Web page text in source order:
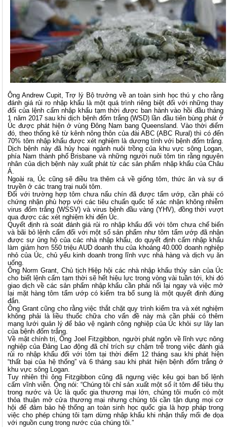
Ông Andrew Cupit, Trợ lý Bộ trưởng về an toàn sinh học thú y cho rằng
đánh giá rủi ro nhập khẩu là một quá trình riêng biệt đối với những thay
đổi của lệnh cấm nhập khẩu tạm thời được ban hành vào hồi đầu tháng
1 năm 2017 sau khi dịch bệnh đốm trắng (WSD) lần đầu tiên bùng phát ở
Úc được phát hiện ở vùng Đông Nam bang Queensland. Vào thời điểm
đó, theo thống kê từ kênh nông thôn của đài ABC (ABC Rural) thì có đến
70% tôm nhập khẩu được xét nghiệm là dương tính với bệnh đốm trắng.
Dịch bệnh này đã hủy hoại ngành nuôi trồng của khu vực sông Logan,
phía Nam thành phố Brisbane và những người nuôi tôm tin rằng nguyên
nhân của dịch bệnh này xuất phát từ các sản phẩm nhập khẩu của Châu
Á.
Ngoài ra, Úc cũng sẽ điều tra thêm cả về giống tôm, thức ăn và sự di
truyền ở các trang trại nuôi tôm.
Đối với trường hợp tôm chưa nấu chín đã được tẩm ướp, cần phải có
chứng nhận phù hợp với các tiêu chuẩn quốc tế xác nhận không nhiễm
virus đốm trắng (WSSV) và virus bệnh đầu vàng (YHV), đồng thời vượt
qua được các xét nghiệm khi đến Úc.
Quyết định rà soát đánh giá rủi ro nhập khẩu đối với tôm chưa chế biến
và bãi bỏ lệnh cấm đối với một số sản phẩm như tôm tẩm ướp đã nhận
được sự ủng hộ của các nhà nhập khẩu, do quyết định cấm nhập khẩu
làm giảm hơn 550 triệu AUD doanh thu của khoảng 40.000 doanh nghiệp
nhỏ của Úc, chủ yếu kinh doanh trong lĩnh vực nhà hàng và dịch vụ ăn
uống.
Ông Norm Grant, Chủ tịch Hiệp hội các nhà nhập khẩu thủy sản của Úc
cho biết lệnh cấm tạm thời sẽ hết hiệu lực trong vòng vài tuần tới, khi đó
giao dịch về các sản phẩm nhập khẩu cần phải nối lại ngay và việc mở
lại mặt hàng tôm tẩm ướp có kiểm tra bổ sung là một quyết định đúng
đắn.
Ông Grant cũng cho rằng việc thắt chặt quy trình kiểm tra và xét nghiệm
không phải là liều thuốc chữa cho vấn đề này mà cần phải có thêm
mạng lưới quản lý để bảo vệ ngành công nghiệp của Úc khỏi sự lây lan
của bệnh đốm trắng.
Về mặt chính trị, Ông Joel Fitzgibbon, người phát ngôn về lĩnh vực nông
nghiệp của Đảng Lao động đã chỉ trích sự chậm trễ trong việc đánh giá
rủi ro nhập khẩu đối với tôm tại thời điểm 12 tháng sau khi phát hiện
“thất bại của hệ thống” và 6 tháng sau khi phát hiện bệnh đốm trắng ở
khu vực sông Logan.
Tuy nhiên thì ông Fitzgibbon cũng đã ngưng việc kêu gọi ban bố lệnh
cấm vĩnh viễn. Ông nói: “Chúng tôi chỉ sản xuất một số ít tôm để tiêu thụ
trong nước và Úc là quốc gia thương mại lớn, chúng tôi muốn có một
thỏa thuận mở cửa thương mại nhưng chúng tôi cần tận dụng mọi cơ
hội để đảm bảo hệ thống an toàn sinh học quốc gia là hợp pháp trong
việc cho phép chúng tôi tạm dừng nhập khẩu khi nhận thấy mối đe dọa
với nguồn cung trong nước của chúng tôi.”